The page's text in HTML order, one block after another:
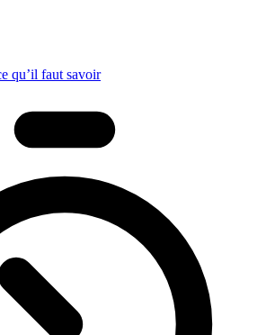
qu’il faut savoir